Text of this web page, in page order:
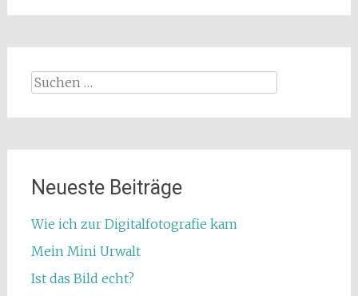
Suchen
nach:
Neueste Beiträge
Wie ich zur Digitalfotografie kam
Mein Mini Urwalt
Ist das Bild echt?